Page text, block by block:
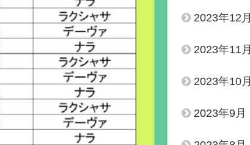
2023年12月
2023年11月
2023年10月
2023年9月